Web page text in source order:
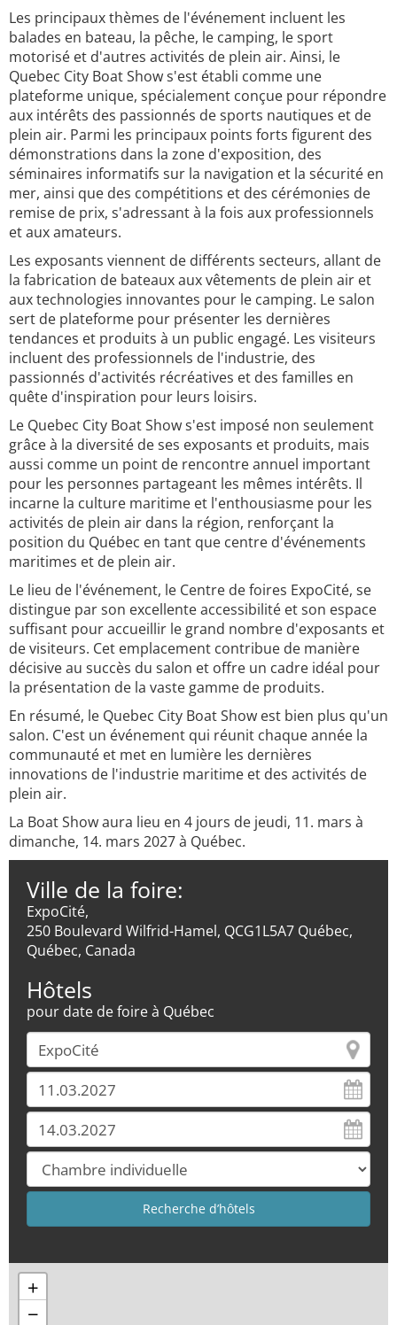
Les principaux thèmes de l'événement incluent les
balades en bateau, la pêche, le camping, le sport
motorisé et d'autres activités de plein air. Ainsi, le
Quebec City Boat Show s'est établi comme une
plateforme unique, spécialement conçue pour répondre
aux intérêts des passionnés de sports nautiques et de
plein air. Parmi les principaux points forts figurent des
démonstrations dans la zone d'exposition, des
séminaires informatifs sur la navigation et la sécurité en
mer, ainsi que des compétitions et des cérémonies de
remise de prix, s'adressant à la fois aux professionnels
et aux amateurs.
Les exposants viennent de différents secteurs, allant de
la fabrication de bateaux aux vêtements de plein air et
aux technologies innovantes pour le camping. Le salon
sert de plateforme pour présenter les dernières
tendances et produits à un public engagé. Les visiteurs
incluent des professionnels de l'industrie, des
passionnés d'activités récréatives et des familles en
quête d'inspiration pour leurs loisirs.
Le Quebec City Boat Show s'est imposé non seulement
grâce à la diversité de ses exposants et produits, mais
aussi comme un point de rencontre annuel important
pour les personnes partageant les mêmes intérêts. Il
incarne la culture maritime et l'enthousiasme pour les
activités de plein air dans la région, renforçant la
position du Québec en tant que centre d'événements
maritimes et de plein air.
Le lieu de l'événement, le Centre de foires ExpoCité, se
distingue par son excellente accessibilité et son espace
suffisant pour accueillir le grand nombre d'exposants et
de visiteurs. Cet emplacement contribue de manière
décisive au succès du salon et offre un cadre idéal pour
la présentation de la vaste gamme de produits.
En résumé, le Quebec City Boat Show est bien plus qu'un
salon. C'est un événement qui réunit chaque année la
communauté et met en lumière les dernières
innovations de l'industrie maritime et des activités de
plein air.
La Boat Show aura lieu en 4 jours de jeudi, 11. mars à
dimanche, 14. mars 2027 à Québec.
Ville de la foire:
ExpoCité,
250 Boulevard Wilfrid-Hamel, QCG1L5A7 Québec,
Québec, Canada
Hôtels
pour date de foire à Québec
+
−